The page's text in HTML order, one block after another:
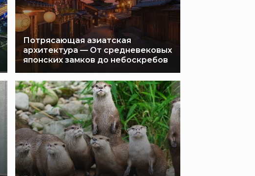
Потрясающая азиатская
архитектура — От средневековых
японских замков до небоскребов